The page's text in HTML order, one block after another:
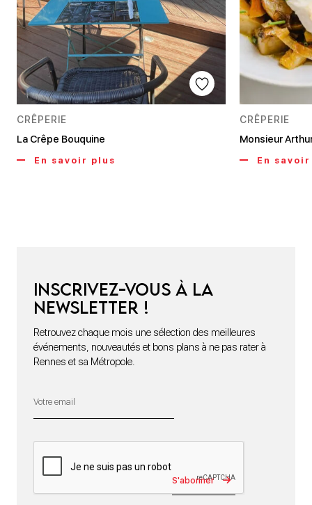
CRÊPERIE
La Crêpe Bouquine
En savoir plus
CRÊPERIE
Monsieur
En
Inscrivez-vous à la
newsletter !
Retrouvez chaque mois une sélection des meilleures
événements, nouveautés et bons plans à ne pas rater à
Rennes et sa Métropole.
S'abonner